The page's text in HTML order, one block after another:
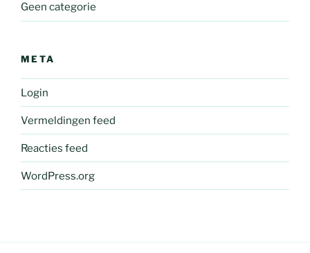
Geen categorie
META
Login
Vermeldingen feed
Reacties feed
WordPress.org